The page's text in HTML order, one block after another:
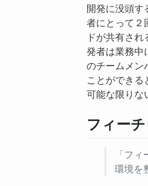
開発に没頭す
者にとって２
ドが共有さ
発者は業務中
のチームメン
ことができ
可能な限りな
フィー
「フ
環境を